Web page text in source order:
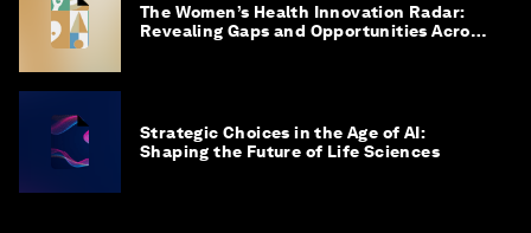
The Women’s Health Innovation Radar:
Revealing Gaps and Opportunities Across
Strategic Choices in the Age of AI:
Shaping the Future of Life Sciences